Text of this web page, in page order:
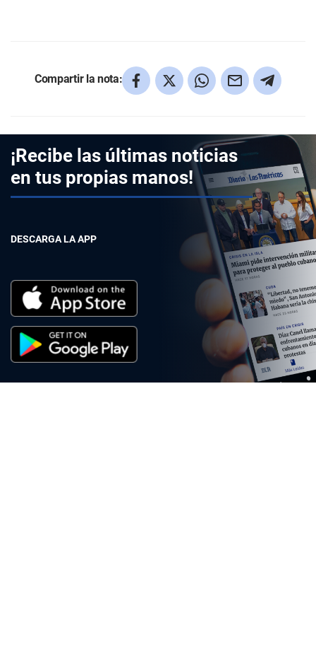
Compartir la nota:
¡Recibe las últimas noticias
en tus propias manos!
DESCARGA LA APP